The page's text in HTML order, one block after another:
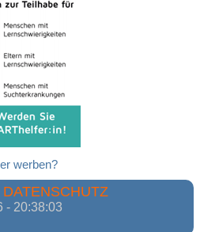
werben?
DATENSCHUTZ
- 20:38:03